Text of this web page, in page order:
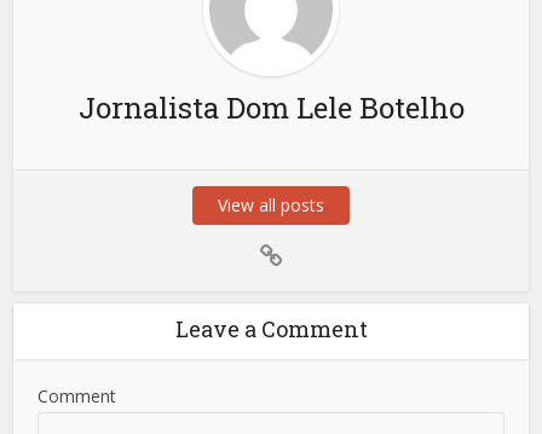
Jornalista Dom Lele Botelho
View all posts
Leave a Comment
Comment